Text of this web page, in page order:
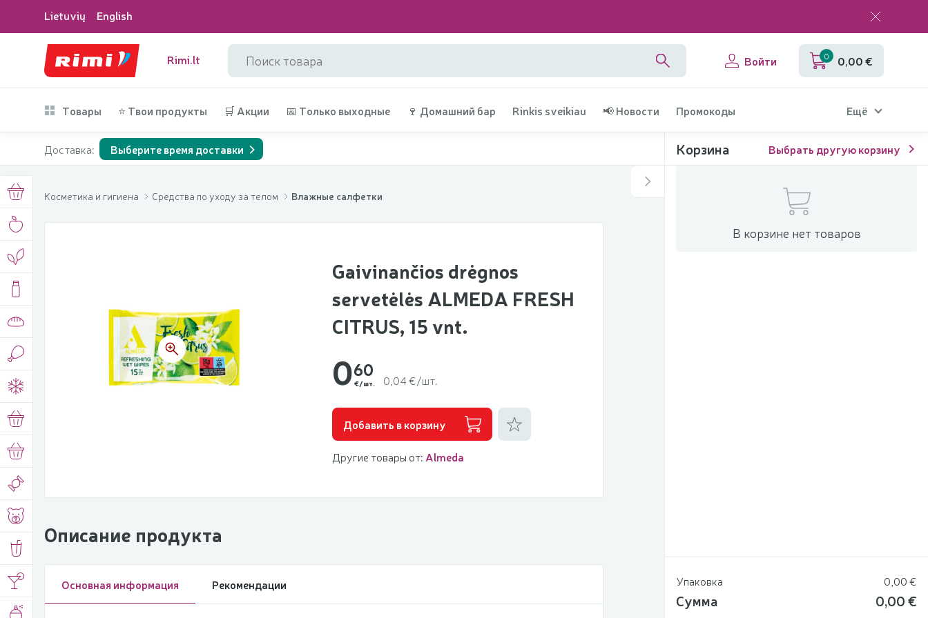
Lietuvių English
Rimi.lt Войти 0 0,00 €
Товары ⭐ Твои продукты 🛒 Акции 📅 Только выходные 🍷 Домашний бар Rinkis sveikiau 📢 Новости Промокоды Ещё
Доставка: Выберите время доставки
Косметика и гигиена Средства по уходу за телом Влажные салфетки
Gaivinančios drėgnos
servetėlės ALMEDA FRESH
CITRUS, 15 vnt.
060
€/шт. 0,04 €/шт.
Добавить в корзину
Добавить к фаворитам
Другие товары от: Almeda
Описание продукта
Основная информация Рекомендации
Корзина Выбрать другую корзину
В корзине нет товаров
Упаковка 0,00 €
Сумма 0,00 €